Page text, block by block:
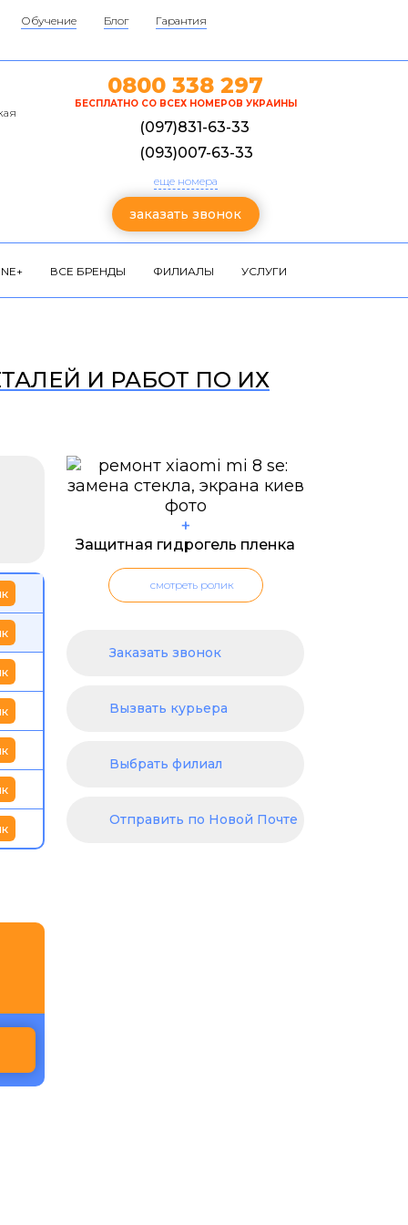
Обучение Блог
Гарантия
0800 338 297
БЕСПЛАТНО СО ВСЕХ НОМЕРОВ УКРАИНЫ
(097)831-63-33
(093)007-63-33
еще номера
заказать звонок
ВСЕ БРЕНДЫ ФИЛИАЛЫ УСЛУГИ
И РАБОТ ПО ИХ
+
Защитная гидрогель пленка
смотреть ролик
Заказать звонок
Вызвать курьера
Выбрать филиал
Отправить по Новой Почте